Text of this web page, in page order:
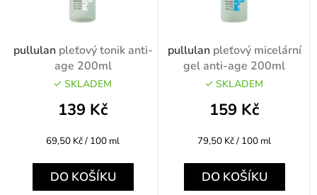
pullulan pleťový tonik anti-
age 200ml
SKLADEM
139 Kč
Měrná
69,50 Kč / 100 ml
DO KOŠÍKU
pullulan pleťový micelární
gel anti-age 200ml
SKLADEM
159 Kč
Měrná
79,50 Kč / 100 ml
DO KOŠÍKU